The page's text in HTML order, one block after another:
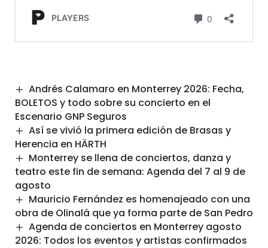
Andrés Calamaro en Monterrey 2026: Fecha,
BOLETOS y todo sobre su concierto en el
Escenario GNP Seguros
Así se vivió la primera edición de Brasas y
Herencia en HÄRTH
Monterrey se llena de conciertos, danza y
teatro este fin de semana: Agenda del 7 al 9 de
agosto
Mauricio Fernández es homenajeado con una
obra de Olinalá que ya forma parte de San Pedro
Agenda de conciertos en Monterrey agosto
2026: Todos los eventos y artistas confirmados